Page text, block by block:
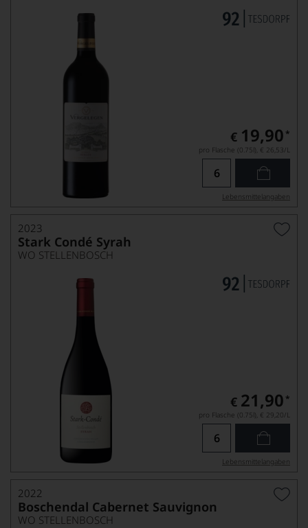
€ 19,90 *
pro Flasche (0.75l), € 26,53/L
Lebensmittel­angaben
2023
Stark Condé Syrah
WO STELLENBOSCH
€ 21,90 *
pro Flasche (0.75l), € 29,20/L
Lebensmittel­angaben
2022
Boschendal Cabernet Sauvignon
WO STELLENBOSCH